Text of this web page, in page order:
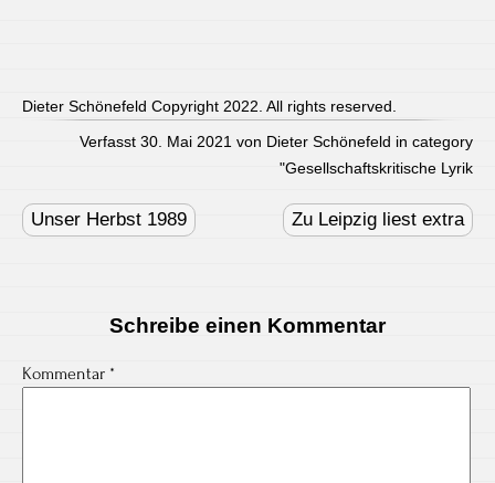
Dieter Schönefeld Copyright 2022. All rights reserved.
Verfasst 30. Mai 2021 von Dieter Schönefeld in category
"Gesellschaftskritische Lyrik
navigation
Unser Herbst 1989 Zu Leipzig liest extra
Schreibe einen Kommentar
Kommentar *